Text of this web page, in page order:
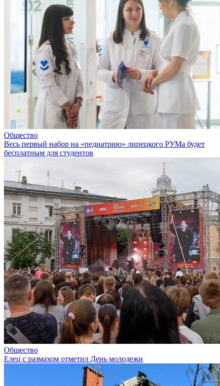
Общество
Весь первый набор на «педиатрию» липецкого РУМа будет
бесплатным для студентов
Общество
Елец с размахом отметил День молодежи